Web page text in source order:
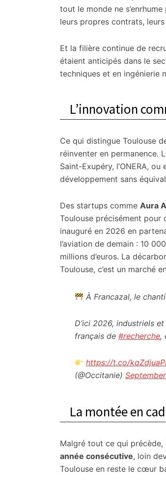
tout le monde ne
leurs propres contrats,
Et la filière continue de
étaient anticipés dans le
techniques et en ingénierie
L’innovation
Ce qui distingue Toulouse
réinventer en permanence.
Saint-Exupéry, l’ONERA,
développement sans
Des startups comme Aura
Toulouse précisément pour
inauguré en 2026 en
l’aviation de demain : 10
millions d’euros. La
Toulouse, c’est un marché
À Francazal, le
D’ici 2026, industriels
français de #recherche,
https://t.co/
(@Occitanie)
La montée en
Malgré tout ce qui précède,
année consécutive, loin
Toulouse en reste le cœur